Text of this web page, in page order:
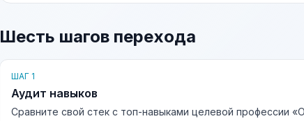
Шесть шагов перехода
ШАГ 1
Аудит навыков
Сравните свой стек с топ-навыками целевой профессии